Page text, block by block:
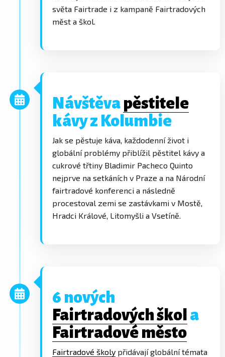
světa Fairtrade i z kampaně Fairtradových
měst a škol.
Návštěva pěstitele
kávy z Kolumbie
Jak se pěstuje káva, každodenní život i
globální problémy přiblížil pěstitel kávy a
cukrové třtiny Bladimir Pacheco Quinto
nejprve na setkáních v Praze a na Národní
fairtradové konferenci a následně
procestoval zemi se zastávkami v Mostě,
Hradci Králové, Litomyšli a Vsetíně.
6 nových
Fairtradových škol a
Fairtradové město
Fairtradové školy přidávají globální témata